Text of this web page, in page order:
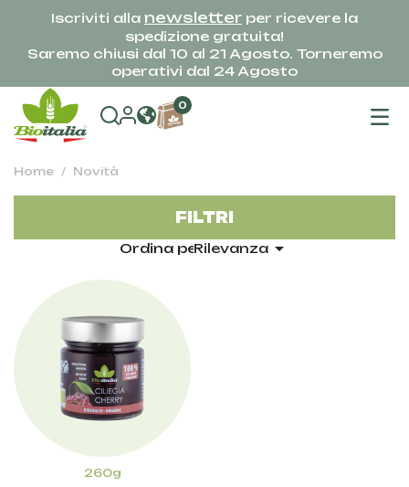
Iscriviti alla newsletter per ricevere la
spedizione gratuita!
Saremo chiusi dal 10 al 21 Agosto. Torneremo
operativi dal 24 Agosto
0
Home Novità
Ordina per:Rilevanza
FILTRI
260g